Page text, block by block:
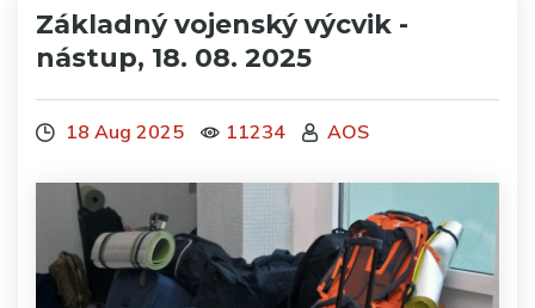
Základný vojenský výcvik -
nástup, 18. 08. 2025
18 Aug 2025 11234 AOS